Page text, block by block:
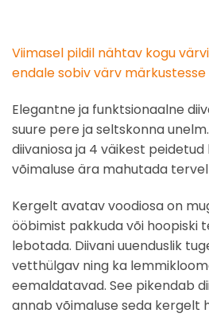
Viimasel pildil nähtav kogu
endale sobiv värv märkustesse
Elegantne ja funktsionaalne
suure pere ja seltskonna
diivaniosa ja 4 väikest
võimaluse ära mahutada
Kergelt avatav voodiosa on
ööbimist pakkuda või hoopiski
lebotada. Diivani uuenduslik
vetthülgav ning ka
eemaldatavad. See pikendab
annab võimaluse seda kergelt